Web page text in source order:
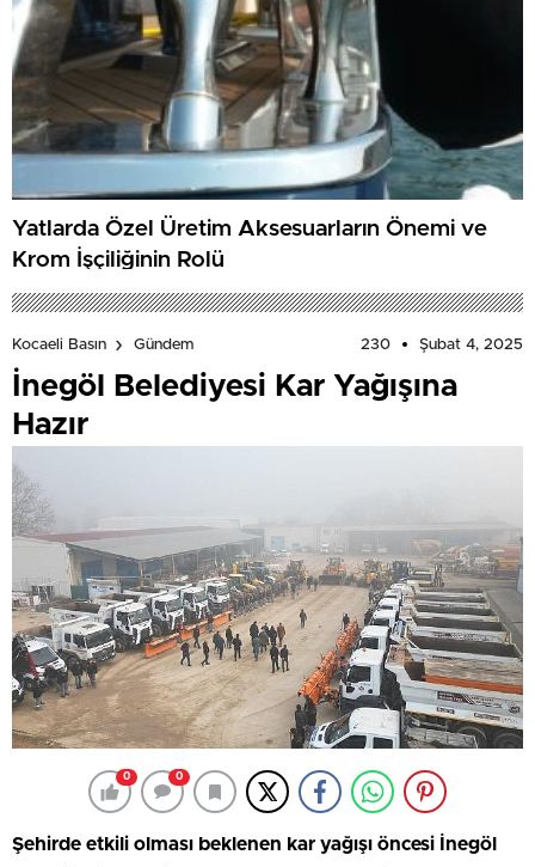
Yatlarda Özel Üretim Aksesuarların Önemi ve
Krom İşçiliğinin Rolü
Kocaeli Basın Gündem 230 Şubat 4, 2025
İnegöl Belediyesi Kar Yağışına
Hazır
0 0
Şehirde etkili olması beklenen kar yağışı öncesi İnegöl